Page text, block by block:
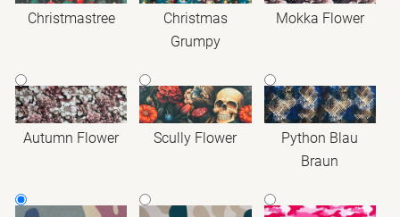
Christmastree
Christmas
Grumpy
Mokka Flower
Autumn Flower Scully Flower
Python Blau
Braun